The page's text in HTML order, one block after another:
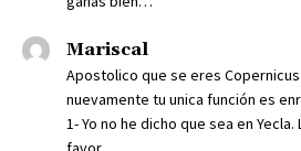
Mariscal
Apostolico que se eres
nuevamente tu unica función es
1- Yo no he dicho que sea en